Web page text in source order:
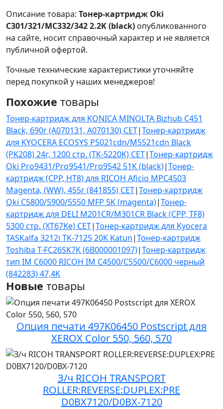
Описание товара: Тонер-картридж Oki
C301/321/MC332/342 2.2K (black) опубликованного
на сайте, носит справочный характер и не является
публичной офертой.
Точные технические характеристики уточняйте
перед покупкой у наших менеджеров!
Похожие товары
Тонер-картридж для KONICA MINOLTA Bizhub C451
Black, 690г (A070131, A070130) CET|Тонер-картридж
для KYOCERA ECOSYS P5021cdn/M5521cdn Black
(PK208) 24г, 1200 стр. (TK-5220K) CET|Тонер-картридж
Oki Pro9431/Pro9541/Pro9542 51K (black)|Тонер-
картридж (CPP, HT8) для RICOH Aficio MPC4503
Magenta, (WW), 455г (841855) CET|Тонер-картридж
Oki C5800/5900/5550 MFP 5K (magenta)|Тонер-
картридж для DELI M201CR/M301CR Black (CPP, TF8)
5300 стр. (XT67Ke) CET|Тонер-картридж для Kyocera
TASKalfa 3212i TK-7125 20K Katun|Тонер-картридж
Toshiba T-FC26SK7K (6B000001097)|Тонер-картридж
тип IM C6000 RICOH IM C4500/C5500/C6000 черный
(842283) 47,4K
Новые товары
Опция печати 497K06450 Postscript для
XEROX Color 550, 560, 570
З/ч RICOH TRANSPORT
ROLLER:REVERSE:DUPLEX:PRE
D0BX7120/D0BX-7120